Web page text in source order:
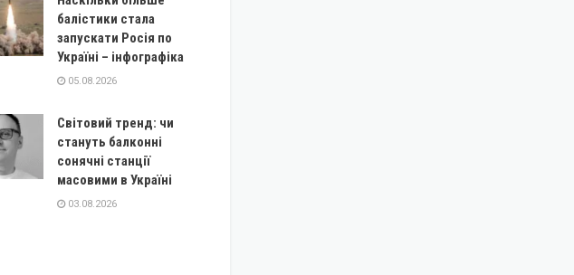
балістики стала
запускати Росія по
Україні – інфографіка
05.08.2026
Світовий тренд: чи
стануть балконні
сонячні станції
масовими в Україні
03.08.2026